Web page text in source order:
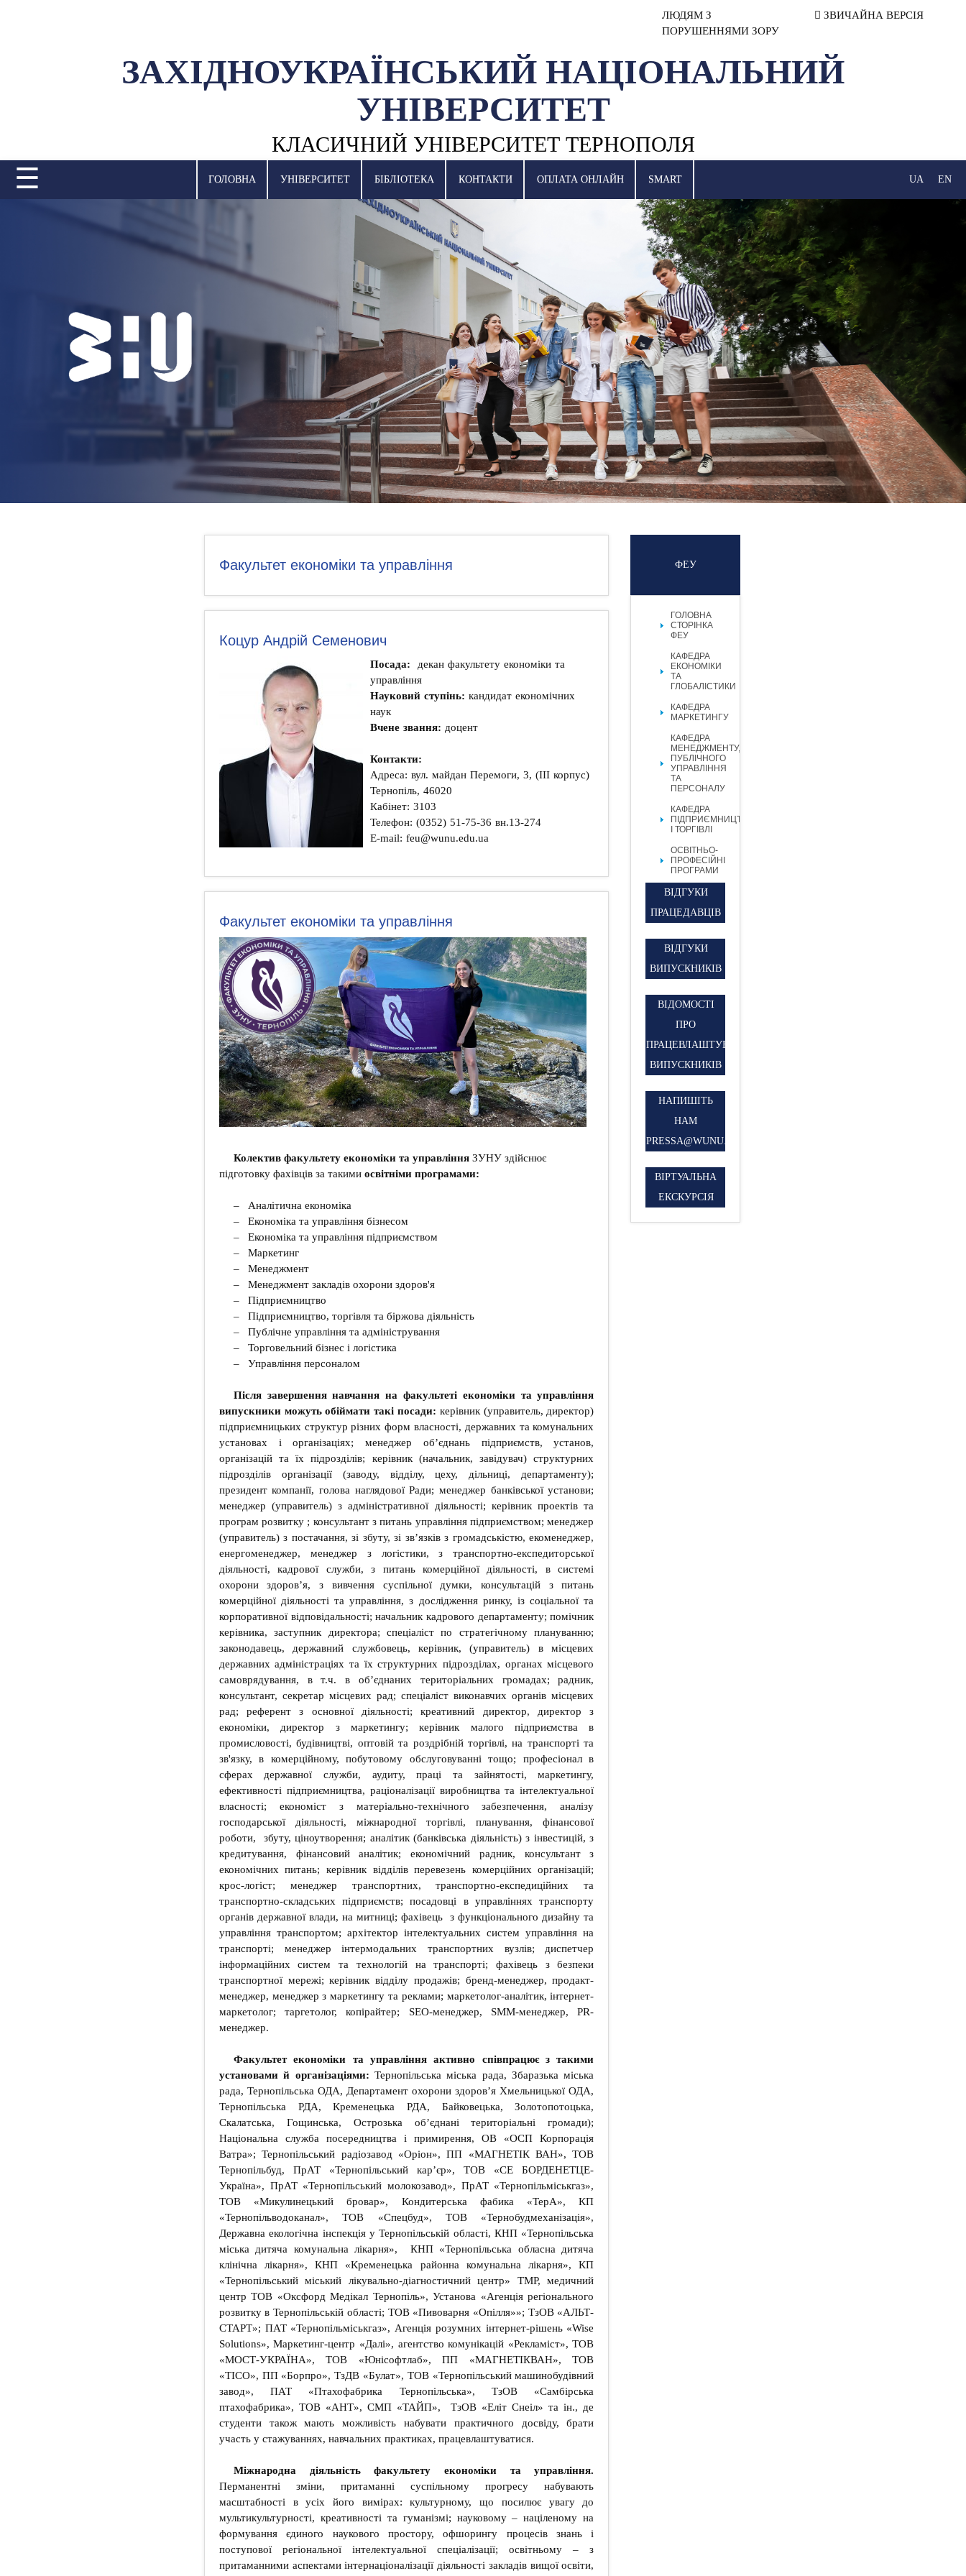
ЛЮДЯМ З
ПОРУШЕННЯМИ ЗОРУ
ЗВИЧАЙНА ВЕРСІЯ
ЗАХІДНОУКРАЇНСЬКИЙ НАЦІОНАЛЬНИЙ
УНІВЕРСИТЕТ
КЛАСИЧНИЙ УНІВЕРСИТЕТ ТЕРНОПОЛЯ
МІЖНАРОДНА ДІЯЛЬНІСТЬ
☰ ГОЛОВНА УНІВЕРСИТЕТ БІБЛІОТЕКА КОНТАКТИ ОПЛАТА ОНЛАЙН SMART UA EN
Факультет економіки та управління
Коцур Андрій Cеменович
Посада: декан факультету економіки та
управління
Науковий ступінь: кандидат економічних
наук
Вчене звання: доцент
Контакти:
Адреса: вул. майдан Перемоги, 3, (ІІІ корпус)
Тернопіль, 46020
Кабінет: 3103
Телефон: (0352) 51-75-36 вн.13-274
E-mail: feu@wunu.edu.ua
Факультет економіки та управління
Колектив факультету економіки та управлінняЗУНУ здійснює
підготовку фахівців за такимиосвітніми програмами:
– Аналітична економіка
– Економіка та управління бізнесом
– Економіка та управління підприємством
– Маркетинг
– Менеджмент
– Менеджмент закладів охорони здоров'я
– Підприємництво
– Підприємництво, торгівля та біржова діяльність
– Публічне управління та адміністрування
– Торговельний бізнес і логістика
– Управління персоналом
Після завершення навчання на факультеті економіки та управління
випускники можуть обіймати такі посади: керівник (управитель, директор)
підприємницьких структур різних форм власності, державних та комунальних
установах і організаціях; менеджер об’єднань підприємств, установ,
організацій та їх підрозділів; керівник (начальник, завідувач) структурних
підрозділів організації (заводу, відділу, цеху, дільниці, департаменту);
президент компанії, голова наглядової Ради; менеджер банківської установи;
менеджер (управитель) з адміністративної діяльності; керівник проектів та
програм розвитку ; консультант з питань управління підприємством; менеджер
(управитель) з постачання, зі збуту, зі зв’язків з громадськістю, екоменеджер,
енергоменеджер, менеджер з логістики, з транспортно-експедиторської
діяльності, кадрової служби, з питань комерційної діяльності, в системі
охорони здоров’я, з вивчення суспільної думки, консультацій з питань
комерційної діяльності та управління, з дослідження ринку, із соціальної та
корпоративної відповідальності; начальник кадрового департаменту; помічник
керівника, заступник директора; спеціаліст по стратегічному плануванню;
законодавець, державний службовець, керівник, (управитель) в місцевих
державних адміністраціях та їх структурних підрозділах, органах місцевого
самоврядування, в т.ч. в об’єднаних територіальних громадах; радник,
консультант, секретар місцевих рад; спеціаліст виконавчих органів місцевих
рад; референт з основної діяльності; креативний директор, директор з
економіки, директор з маркетингу; керівник малого підприємства в
промисловості, будівництві, оптовій та роздрібній торгівлі, на транспорті та
зв'язку, в комерційному, побутовому обслуговуванні тощо; професіонал в
сферах державної служби, аудиту, праці та зайнятості, маркетингу,
ефективності підприємництва, раціоналізації виробництва та інтелектуальної
власності; економіст з матеріально-технічного забезпечення, аналізу
господарської діяльності, міжнародної торгівлі, планування, фінансової
роботи, збуту, ціноутворення; аналітик (банківська діяльність) з інвестицій, з
кредитування, фінансовий аналітик; економічний радник, консультант з
економічних питань; керівник відділів перевезень комерційних організацій;
крос-логіст; менеджер транспортних, транспортно-експедиційних та
транспортно-складських підприємств; посадовці в управліннях транспорту
органів державної влади, на митниці; фахівець з функціонального дизайну та
управління транспортом; архітектор інтелектуальних систем управління на
транспорті; менеджер інтермодальних транспортних вузлів; диспетчер
інформаційних систем та технологій на транспорті; фахівець з безпеки
транспортної мережі; керівник відділу продажів; бренд-менеджер, продакт-
менеджер, менеджер з маркетингу та реклами; маркетолог-аналітик, інтернет-
маркетолог; таргетолог, копірайтер; SEO-менеджер, SMM-менеджер, PR-
менеджер.
Факультет економіки та управління активно співпрацює з такими
установами й організаціями: Тернопільська міська рада, Збаразька міська
рада, Тернопільська ОДА, Департамент охорони здоров’я Хмельницької ОДА,
Тернопільська РДА, Кременецька РДА, Байковецька, Золотопотоцька,
Скалатська, Гощинська, Острозька об’єднані територіальні громади);
Національна служба посередництва і примирення, ОВ «ОСП Корпорація
Ватра»; Тернопільський радіозавод «Оріон», ПП «МАГНЕТІК ВАН», ТОВ
Тернопільбуд, ПрАТ «Тернопільський кар’єр», ТОВ «СЕ БОРДЕНЕТЦЕ-
Україна», ПрАТ «Тернопільський молокозавод», ПрАТ «Тернопільміськгаз»,
ТОВ «Микулинецький бровар», Кондитерська фабика «ТерА», КП
«Тернопільводоканал», ТОВ «Спецбуд», ТОВ «Тернобудмеханізація»,
Державна екологічна інспекція у Тернопільській області, КНП «Тернопільська
міська дитяча комунальна лікарня», КНП «Тернопільська обласна дитяча
клінічна лікарня», КНП «Кременецька районна комунальна лікарня», КП
«Тернопільський міський лікувально-діагностичний центр» ТМР, медичний
центр ТОВ «Оксфорд Медікал Тернопіль», Установа «Агенція регіонального
розвитку в Тернопільській області; ТОВ «Пивоварня «Опілля»»; ТзОВ «АЛЬТ-
СТАРТ»; ПАТ «Тернопільміськгаз», Агенція розумних інтернет-рішень «Wise
Solutions», Маркетинг-центр «Далі», агентство комунікацій «Рекламіст», ТОВ
«МОСТ-УКРАЇНА», ТОВ «Юнісофтлаб», ПП «МАГНЕТІКВАН», ТОВ
«ТІСО», ПП «Борпро», ТзДВ «Булат», ТОВ «Тернопільський машинобудівний
завод», ПАТ «Птахофабрика Тернопільська», ТзОВ «Самбірська
птахофабрика», ТОВ «АНТ», СМП «ТАЙП», ТзОВ «Еліт Снеіл» та ін., де
студенти також мають можливість набувати практичного досвіду, брати
участь у стажуваннях, навчальних практиках, працевлаштуватися.
Міжнародна діяльність факультету економіки та управління.
Перманентні зміни, притаманні суспільному прогресу набувають
масштабності в усіх його вимірах: культурному, що посилює увагу до
мультикультурності, креативності та гуманізмі; науковому – націленому на
формування єдиного наукового простору, офшорингу процесів знань і
поступової регіональної інтелектуальної спеціалізації; освітньому – з
притаманними аспектами інтернаціоналізації діяльності закладів вищої освіти,
ФЕУ
ГОЛОВНА
СТОРІНКА
ФЕУ
КАФЕДРА
ЕКОНОМІКИ
ТА
ГЛОБАЛІСТИКИ
КАФЕДРА
МАРКЕТИНГУ
КАФЕДРА
МЕНЕДЖМЕНТУ,
ПУБЛІЧНОГО
УПРАВЛІННЯ
ТА
ПЕРСОНАЛУ
КАФЕДРА
ПІДПРИЄМНИЦТВА
І ТОРГІВЛІ
ОСВІТНЬО-
ПРОФЕСІЙНІ
ПРОГРАМИ
ВІДГУКИ
ПРАЦЕДАВЦІВ
ВІДГУКИ
ВИПУСКНИКІВ
ВІДОМОСТІ
ПРО
ПРАЦЕВЛАШТУВАННЯ
ВИПУСКНИКІВ
НАПИШІТЬ
НАМ
PRESSA@WUNU.EDU.UA
ВІРТУАЛЬНА
ЕКСКУРСІЯ